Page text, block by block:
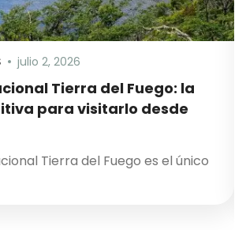
julio 2, 2026
Tierra del Fuego: la
para visitarlo desde
Tierra del Fuego es el único